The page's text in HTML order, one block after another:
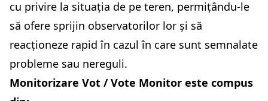
cu privire la situația de pe teren, permițându-le
să ofere sprijin observatorilor lor și să
reacționeze rapid în cazul în care sunt semnalate
probleme sau nereguli.
Monitorizare Vot / Vote Monitor este compus